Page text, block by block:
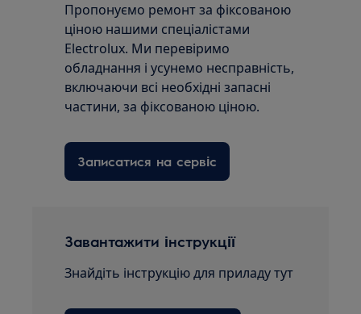
Пропонуємо ремонт за фіксованою
ціною нашими спеціалістами
Electrolux. Ми перевіримо
обладнання і усунемо несправність,
включаючи всі необхідні запасні
частини, за фіксованою ціною.
Записатися на сервіс
Завантажити інструкції
Знайдіть інструкцію для приладу тут